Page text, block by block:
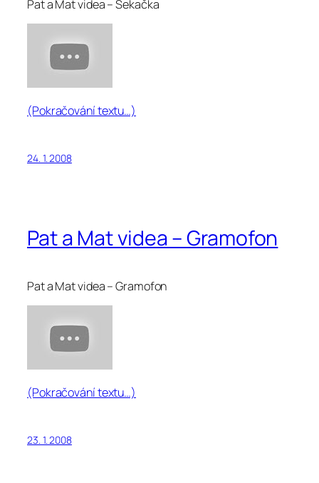
Pat a Mat videa – Sekačka
(Pokračování textu…)
24. 1. 2008
Pat a Mat videa – Gramofon
Pat a Mat videa – Gramofon
(Pokračování textu…)
23. 1. 2008